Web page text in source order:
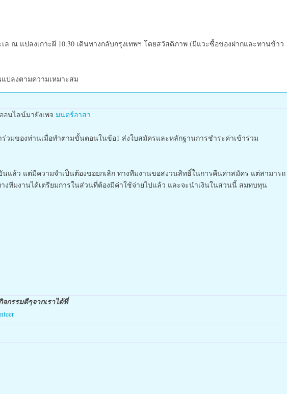
ล ณ แปลงเกาะผี 10.30 เดินทางกลับกรุงเทพฯ โดยสวัสดิภาพ (มีแวะซื้อของฝากและทานข้าว
ปลงตามความเหมาะสม
อนไลน์มายังเพจ มนตร์อาสา
วมของท่านเมื่อทำตามขั้นตอนในข้อ1 ส่งใบสมัครและหลักฐานการชำระค่าเข้าร่วม
แล้ว แต่มีความจำเป็นต้องขอยกเลิก ทางทีมงานขอสงวนสิทธิ์ในการคืนค่าสมัคร แต่สามารถ
งทีมงานได้เตรียมการในส่วนที่ต้องมีค่าใช้จ่ายไปแล้ว และจะนำเงินในส่วนนี้ สมทบทุน
กรรมดีๆจากเราได้ที่